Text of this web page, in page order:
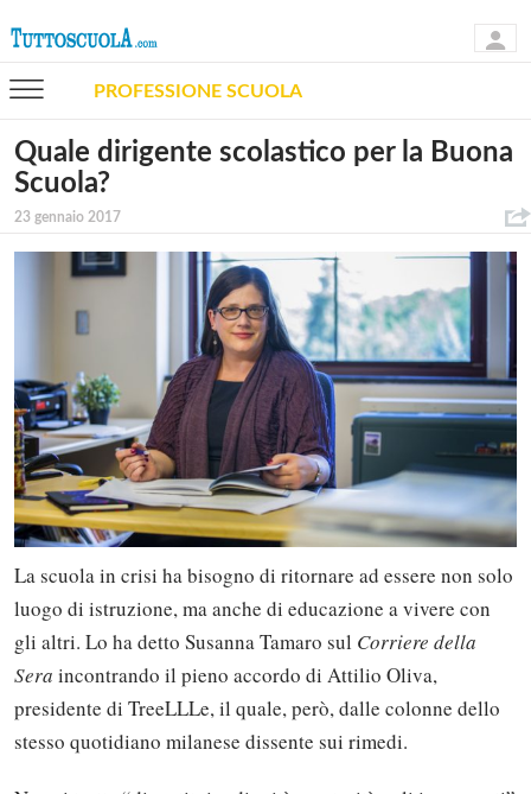
PROFESSIONE SCUOLA
Quale dirigente scolastico per la Buona
Scuola?
23 gennaio 2017
La scuola in crisi ha bisogno di ritornare ad essere non solo
luogo di istruzione, ma anche di educazione a vivere con
gli altri. Lo ha detto Susanna Tamaro sul Corriere della
Sera incontrando il pieno accordo di Attilio Oliva,
presidente di TreeLLLe, il quale, però, dalle colonne dello
stesso quotidiano milanese dissente sui rimedi.